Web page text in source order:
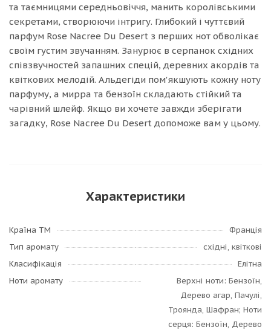
та таємницями середньовіччя, манить королівськими
секретами, створюючи інтригу. Глибокий і чуттєвий
парфум Rose Nacree Du Desert з перших нот обволікає
своїм густим звучанням. Занурює в серпанок східних
співзвучностей запашних спецій, деревних акордів та
квіткових мелодій. Альдегіди пом'якшують кожну ноту
парфуму, а мирра та бензоїн складають стійкий та
чарівний шлейф. Якщо ви хочете завжди зберігати
загадку, Rose Nacree Du Desert допоможе вам у цьому.
Характеристики
Країна ТМ
Франція
Тип аромату
східні, квіткові
Класифікація
Елітна
Ноти аромату
Верхні ноти: Бензоїн,
Дерево агар, Пачулі,
Троянда, Шафран; Ноти
серця: Бензоїн, Дерево